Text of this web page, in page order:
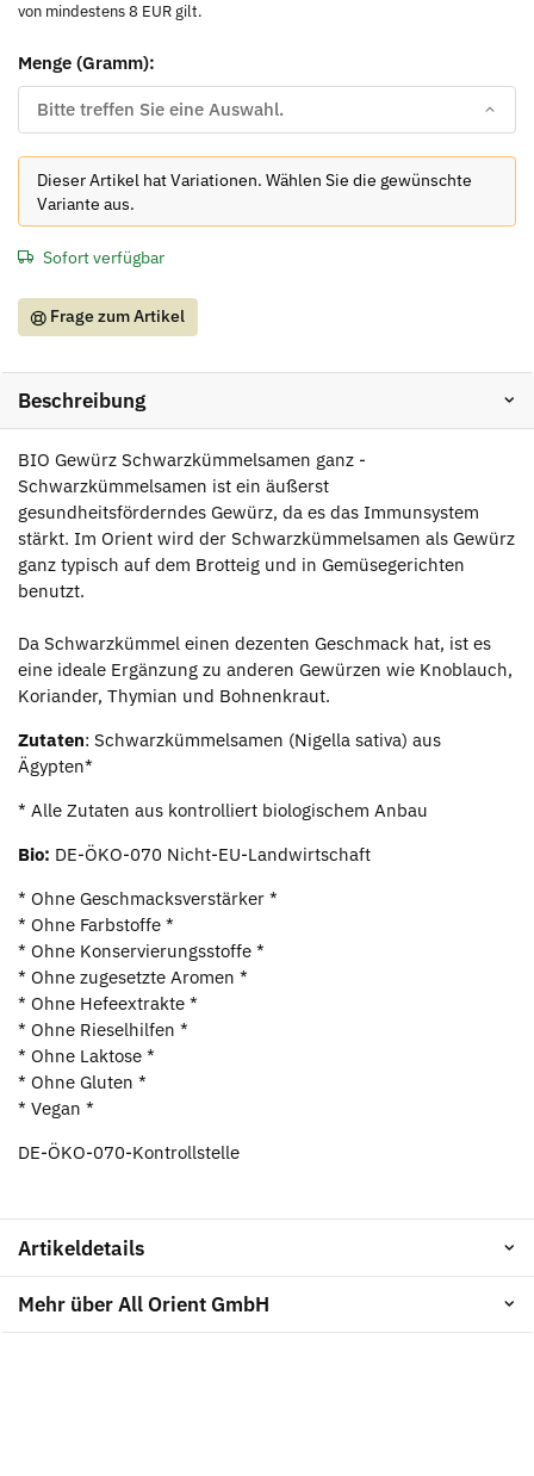
von mindestens 8 EUR gilt.
Menge (Gramm):
Bitte treffen Sie eine Auswahl.
x
Dieser Artikel hat Variationen. Wählen Sie die gewünschte
Variante aus.
Sofort verfügbar
Frage zum Artikel
Beschreibung
BIO Gewürz Schwarzkümmelsamen ganz -
Schwarzkümmelsamen ist ein äußerst
gesundheitsförderndes Gewürz, da es das Immunsystem
stärkt. Im Orient wird der Schwarzkümmelsamen als Gewürz
ganz typisch auf dem Brotteig und in Gemüsegerichten
benutzt.
Da Schwarzkümmel einen dezenten Geschmack hat, ist es
eine ideale Ergänzung zu anderen Gewürzen wie Knoblauch,
Koriander, Thymian und Bohnenkraut.
Zutaten: Schwarzkümmelsamen (Nigella sativa) aus
Ägypten*
* Alle Zutaten aus kontrolliert biologischem Anbau
Bio: DE-ÖKO-070 Nicht-EU-Landwirtschaft
* Ohne Geschmacksverstärker *
* Ohne Farbstoffe *
* Ohne Konservierungsstoffe *
* Ohne zugesetzte Aromen *
* Ohne Hefeextrakte *
* Ohne Rieselhilfen *
* Ohne Laktose *
* Ohne Gluten *
* Vegan *
DE-ÖKO-070-Kontrollstelle
Artikeldetails
Mehr über All Orient GmbH